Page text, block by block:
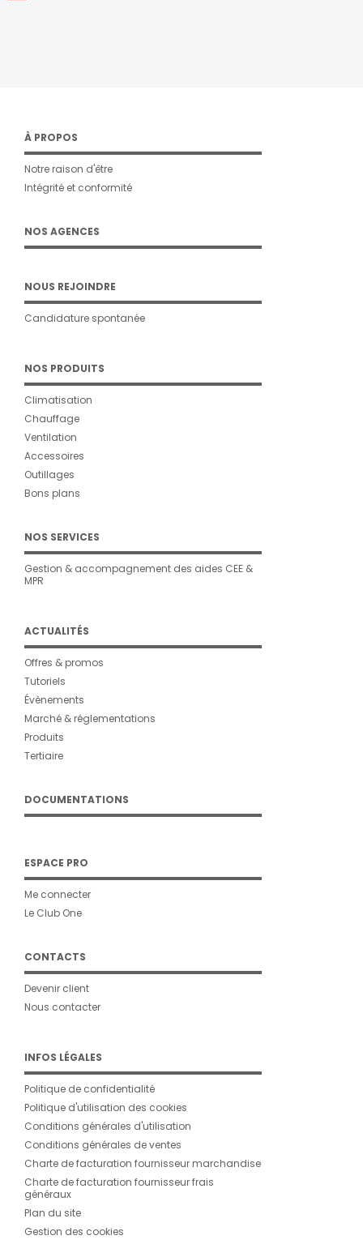
À PROPOS
Notre raison d'être
Intégrité et conformité
NOS AGENCES
NOUS REJOINDRE
Candidature spontanée
NOS PRODUITS
Climatisation
Chauffage
Ventilation
Accessoires
Outillages
Bons plans
NOS SERVICES
Gestion & accompagnement des aides CEE &
MPR
ACTUALITÉS
Offres & promos
Tutoriels
Évènements
Marché & réglementations
Produits
Tertiaire
DOCUMENTATIONS
ESPACE PRO
Me connecter
Le Club One
CONTACTS
Devenir client
Nous contacter
INFOS LÉGALES
Politique de confidentialité
Politique d'utilisation des cookies
Conditions générales d'utilisation
Conditions générales de ventes
Charte de facturation fournisseur marchandise
Charte de facturation fournisseur frais
généraux
Plan du site
Gestion des cookies